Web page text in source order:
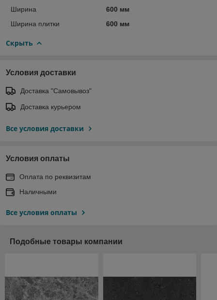
Ширина
600 мм
Ширина плитки
600 мм
Скрыть
Условия доставки
Доставка "Самовывоз"
Доставка курьером
Все условия доставки
Условия оплаты
Оплата по реквизитам
Наличными
Все условия оплаты
Подобные товары компании